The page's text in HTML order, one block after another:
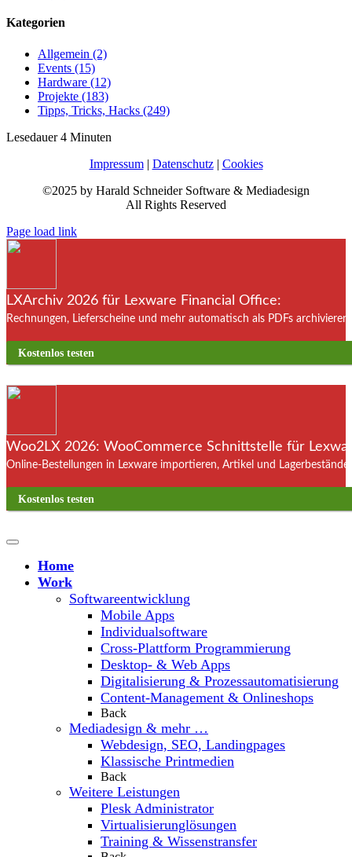
Kategorien
Allgemein (2)
Events (15)
Hardware (12)
Projekte (183)
Tipps, Tricks, Hacks (249)
Lesedauer 4 Minuten
Impressum| Datenschutz| Cookies
©2025 by Harald Schneider Software & Mediadesign
All Rights Reserved
Page load link
LXArchiv 2026 für Lexware Financial Office:
Rechnungen, Lieferscheine und mehr automatisch als PDFs
Kostenlos testen
Woo2LX 2026: WooCommerce Schnittstelle für
Online-Bestellungen in Lexware importieren, Artikel und
Kostenlos testen
Home
Work
Softwareentwicklung
Mobile Apps
Individualsoftware
Cross-Plattform Programmierung
Desktop- & Web Apps
Digitalisierung & Prozessautomatisierung
Content-Management & Onlineshops
Back
Mediadesign & mehr …
Webdesign, SEO, Landingpages
Klassische Printmedien
Back
Weitere Leistungen
Plesk Administrator
Virtualisierunglösungen
Training & Wissenstransfer